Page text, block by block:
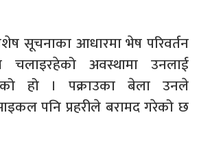
सूचनाका आधारमा भेष परिवर्तन
चलाइरहेको अवस्थामा उनलाई
हो । पक्राउका बेला उनले
पनि प्रहरीले बरामद गरेको छ